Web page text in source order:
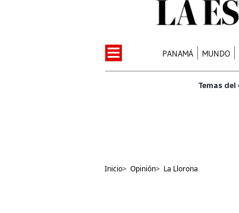
PANAMÁ MUNDO
Inicio> Opinión> La Llorona